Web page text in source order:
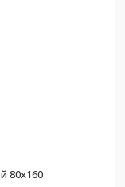
80x160